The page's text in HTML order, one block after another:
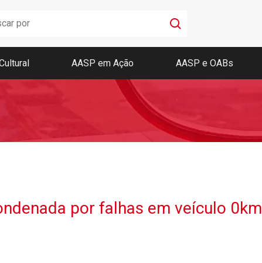
Boletim AASP
Coleção de Códigos de Bolso
Revista da AASP
AASP em Ação AASP e OABs
por falhas em veículo 0km